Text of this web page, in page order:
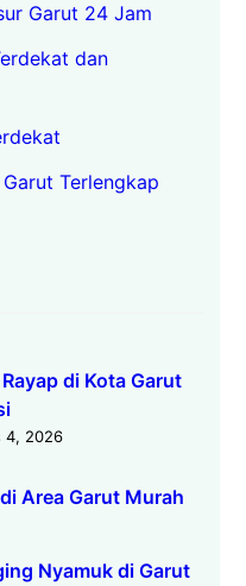
Garut 24 Jam
dan
Terlengkap
di Kota Garut
4, 2026
Area Garut Murah
Nyamuk di Garut